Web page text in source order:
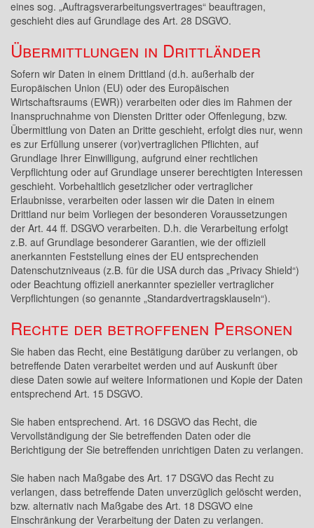
eines sog. „Auftragsverarbeitungsvertrages“ beauftragen,
geschieht dies auf Grundlage des Art. 28 DSGVO.
Übermittlungen in Drittländer
Sofern wir Daten in einem Drittland (d.h. außerhalb der
Europäischen Union (EU) oder des Europäischen
Wirtschaftsraums (EWR)) verarbeiten oder dies im Rahmen der
Inanspruchnahme von Diensten Dritter oder Offenlegung, bzw.
Übermittlung von Daten an Dritte geschieht, erfolgt dies nur, wenn
es zur Erfüllung unserer (vor)vertraglichen Pflichten, auf
Grundlage Ihrer Einwilligung, aufgrund einer rechtlichen
Verpflichtung oder auf Grundlage unserer berechtigten Interessen
geschieht. Vorbehaltlich gesetzlicher oder vertraglicher
Erlaubnisse, verarbeiten oder lassen wir die Daten in einem
Drittland nur beim Vorliegen der besonderen Voraussetzungen
der Art. 44 ff. DSGVO verarbeiten. D.h. die Verarbeitung erfolgt
z.B. auf Grundlage besonderer Garantien, wie der offiziell
anerkannten Feststellung eines der EU entsprechenden
Datenschutzniveaus (z.B. für die USA durch das „Privacy Shield“)
oder Beachtung offiziell anerkannter spezieller vertraglicher
Verpflichtungen (so genannte „Standardvertragsklauseln“).
Rechte der betroffenen Personen
Sie haben das Recht, eine Bestätigung darüber zu verlangen, ob
betreffende Daten verarbeitet werden und auf Auskunft über
diese Daten sowie auf weitere Informationen und Kopie der Daten
entsprechend Art. 15 DSGVO.
Sie haben entsprechend. Art. 16 DSGVO das Recht, die
Vervollständigung der Sie betreffenden Daten oder die
Berichtigung der Sie betreffenden unrichtigen Daten zu verlangen.
Sie haben nach Maßgabe des Art. 17 DSGVO das Recht zu
verlangen, dass betreffende Daten unverzüglich gelöscht werden,
bzw. alternativ nach Maßgabe des Art. 18 DSGVO eine
Einschränkung der Verarbeitung der Daten zu verlangen.